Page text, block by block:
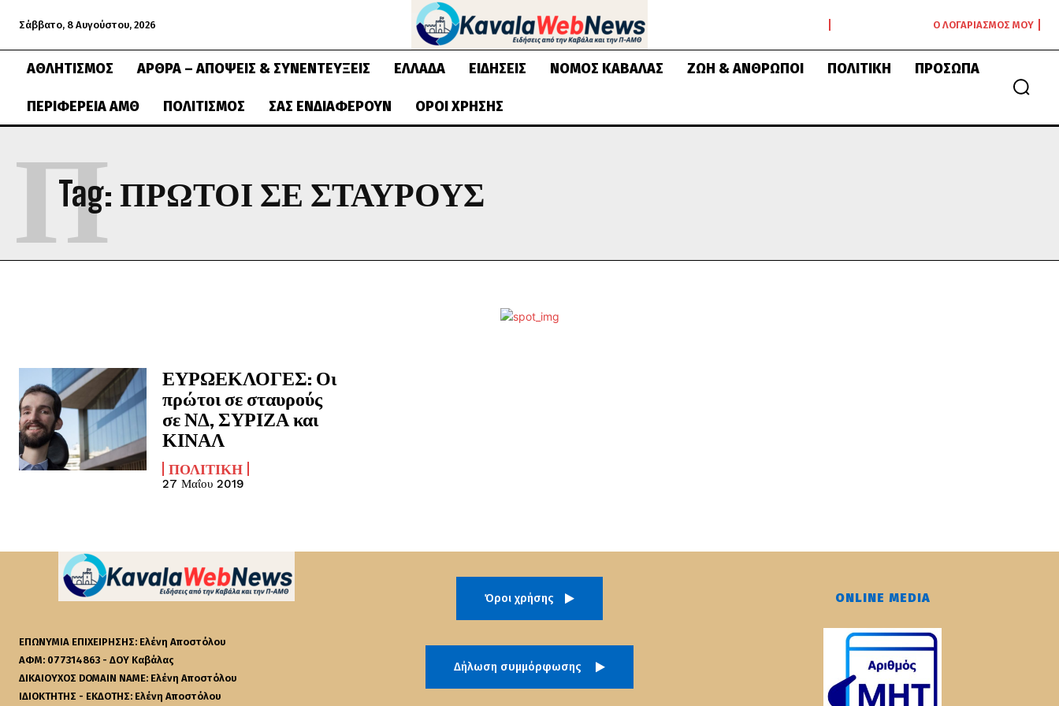
Σάββατο, 8 Αυγούστου, 2026 Ο ΛΟΓΑΡΙΑΣΜΌΣ ΜΟΥ
ΑΘΛΗΤΙΣΜΌΣ ΆΡΘΡΑ – ΑΠΌΨΕΙΣ & ΣΥΝΕΝΤΕΎΞΕΙΣ ΕΛΛΆΔΑ ΕΙΔΉΣΕΙΣ ΝΟΜΌΣ ΚΑΒΆΛΑΣ ΖΩΉ & ΆΝΘΡΩΠΟΙ ΠΟΛΙΤΙΚΉ ΠΡΌΣΩΠΑ
ΠΕΡΙΦΈΡΕΙΑ ΑΜΘ ΠΟΛΙΤΙΣΜΌΣ ΣΑΣ ΕΝΔΙΑΦΈΡΟΥΝ ΌΡΟΙ ΧΡΉΣΗΣ
Tag: ΠΡΏΤΟΙ ΣΕ ΣΤΑΥΡΟΎΣ
Π
ΕΥΡΩΕΚΛΟΓΕΣ: Οι
πρώτοι σε σταυρούς
σε ΝΔ, ΣΥΡΙΖΑ και
ΚΙΝΑΛ
ΠΟΛΙΤΙΚΉ
27 Μαΐου 2019
ΕΠΩΝΥΜΙΑ ΕΠΙΧΕΙΡΗΣΗΣ: Ελένη Αποστόλου
ΑΦΜ: 077314863 - ΔΟΥ Καβάλας
ΔΙΚΑΙΟΥΧΟΣ DOMAIN NAME: Ελένη Αποστόλου
ΙΔΙΟΚΤΗΤΗΣ - ΕΚΔΟΤΗΣ: Ελένη Αποστόλου
Όροι χρήσης
Δήλωση συμμόρφωσης
ONLINE MEDIA